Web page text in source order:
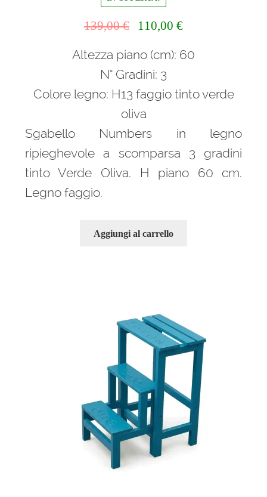
139,00€
originale
139,00 €.
110,00 €Il
attuale
Altezza piano (cm): 60
N° Gradini: 3
Colore legno: H13 faggio tinto verde
oliva
Sgabello Numbers in legno
ripieghevole a scomparsa 3 gradini
tinto Verde Oliva. H piano 60 cm.
Legno faggio.
Aggiungi al carrello